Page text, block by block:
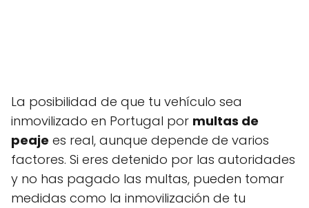
La posibilidad de que tu vehículo sea
inmovilizado en Portugal por multas de
peaje es real, aunque depende de varios
factores. Si eres detenido por las autoridades
y no has pagado las multas, pueden tomar
medidas como la inmovilización de tu